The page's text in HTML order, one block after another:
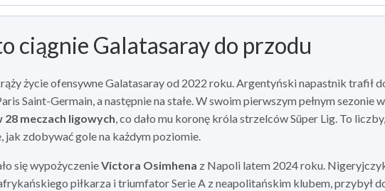
ciągnie Galatasaray do przodu
życie ofensywne Galatasaray od 2022 roku. Argentyński napastnik trafił
Saint-Germain, a następnie na stałe. W swoim pierwszym pełnym sezonie w
28 meczach ligowych, co dało mu koronę króla strzelców Süper Lig. To liczby,
jak zdobywać gole na każdym poziomie.
się wypożyczenieVictora Osimhena z Napoli latem 2024 roku.
piłkarza i triumfator Serie A z neapolitańskim klubem, przybył